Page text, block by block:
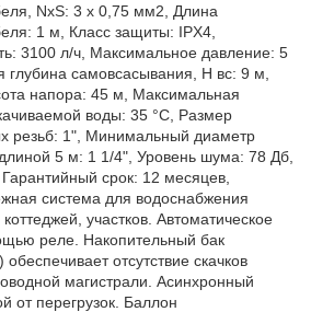
NxS: 3 x 0,75 мм2, Длина
1 м, Класс защиты: IPX4,
3100 л/ч, Максимальное давление: 5
самовсасывания, Н вс: 9 м,
напора: 45 м, Максимальная
воды: 35 °С, Размер
резьб: 1", Минимальный диаметр
5 м: 1 1/4", Уровень шума: 78 Дб,
срок: 12 месяцев,
система для водоснабжения
участков. Автоматическое
реле. Накопительный бак
обеспечивает отсутствие скачков
магистрали. Асинхронный
от перегрузок. Баллон